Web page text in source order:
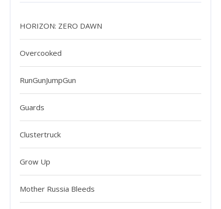
HORIZON: ZERO DAWN
Overcooked
RunGunJumpGun
Guards
Clustertruck
Grow Up
Mother Russia Bleeds